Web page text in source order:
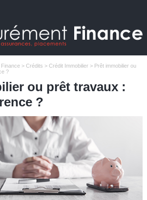
Finance> Crédits > Crédit Immobilier> Prêt immobilier ou
?
ou prêt travaux :
?